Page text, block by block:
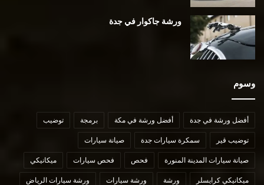
ورشة جاكوار في جدة
وسوم
أفضل ورشة في جدة أفضل ورشة في مكة برمجة توضيب
توضيب قير سمكرة سيارات جدة صيانة سيارات
صيانة سيارات المدينة المنورة فحص فحص سيارات ميكانيكي
ميكانيكي كرايسلر ورشة ورشة سيارات ورشة سيارات الرياض